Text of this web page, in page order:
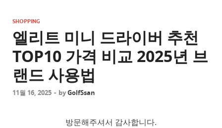
SHOPPING
엘리트 미니 드라이버 추천
TOP10 가격 비교 2025년 브
랜드 사용법
11월 16, 2025 - byGolfSsan
방문해주셔서 감사합니다.